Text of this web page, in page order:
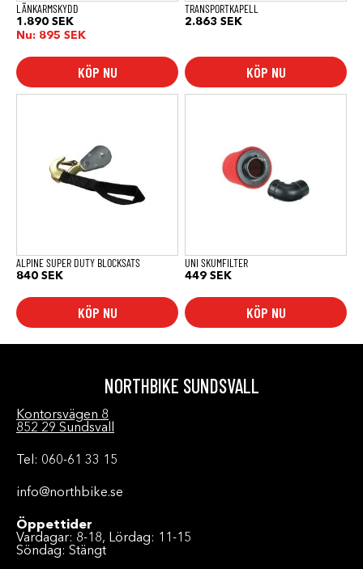
LÄNKARMSKYDD
1.890 SEK
Nu: 895 SEK
KÖP NU
TRANSPORTKAPELL
2.863 SEK
KÖP NU
ALPINE SUPER DUTY BLOCKSATS
840 SEK
KÖP NU
UNI SKUMFILTER
449 SEK
KÖP NU
NORTHBIKE SUNDSVALL
Kontorsvägen 8
852 29 Sundsvall
Tel: 060-61 33 15
info@northbike.se
Öppettider
Vardagar: 8-18, Lördag: 11-15
Söndag: Stängt